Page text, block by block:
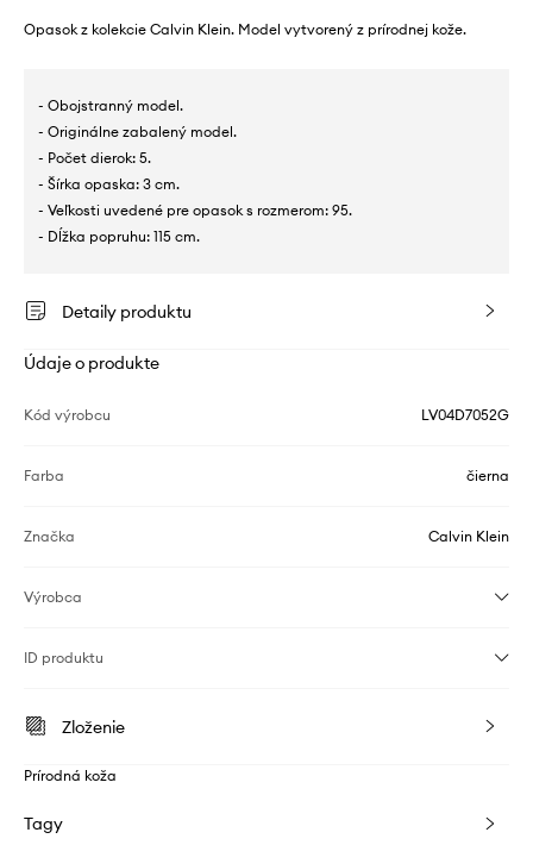
Opasok z kolekcie Calvin Klein. Model vytvorený z prírodnej kože.
- Obojstranný model.
- Originálne zabalený model.
- Počet dierok: 5.
- Šírka opaska: 3 cm.
- Veľkosti uvedené pre opasok s rozmerom: 95.
- Dĺžka popruhu: 115 cm.
Detaily produktu
Údaje o produkte
Kód výrobcu LV04D7052G
Farba čierna
Značka Calvin Klein
Výrobca
ID produktu
Zloženie
Prírodná koža
Tagy